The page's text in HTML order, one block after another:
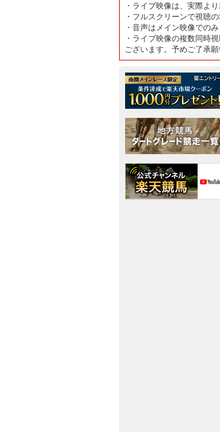
・ライブ映像は、実際よ
・フルスクリーンで視聴
・音声はメイン映像での
・ライブ映像の複数同時
ございます。予めご了承願